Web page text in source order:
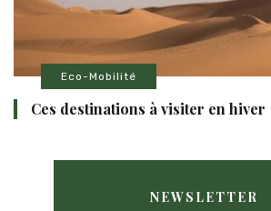
Eco-Mobilité
Ces destinations à visiter en hiver
NEWSLETTER